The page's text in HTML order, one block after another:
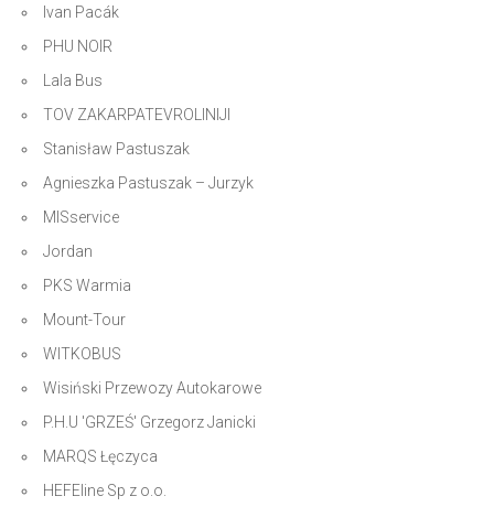
Ivan Pacák
PHU NOIR
Lala Bus
TOV ZAKARPATEVROLINIJI
Stanisław Pastuszak
Agnieszka Pastuszak – Jurzyk
MISservice
Jordan
PKS Warmia
Mount-Tour
WITKOBUS
Wisiński Przewozy Autokarowe
P.H.U 'GRZEŚ' Grzegorz Janicki
MARQS Łęczyca
HEFEline Sp z o.o.